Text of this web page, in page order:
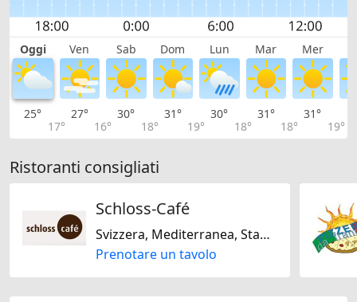
Oggi Ven Sab Dom Lun Mar Mer
25°
17°
27°
16°
30°
18°
31°
19°
30°
18°
31°
18°
31°
19°
Ristoranti consigliati
Schloss-Café
Svizzera, Mediterranea, Stagionale
Prenotare un tavolo